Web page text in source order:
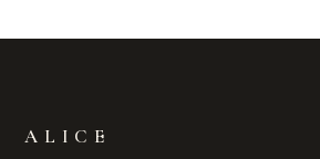
ALICE